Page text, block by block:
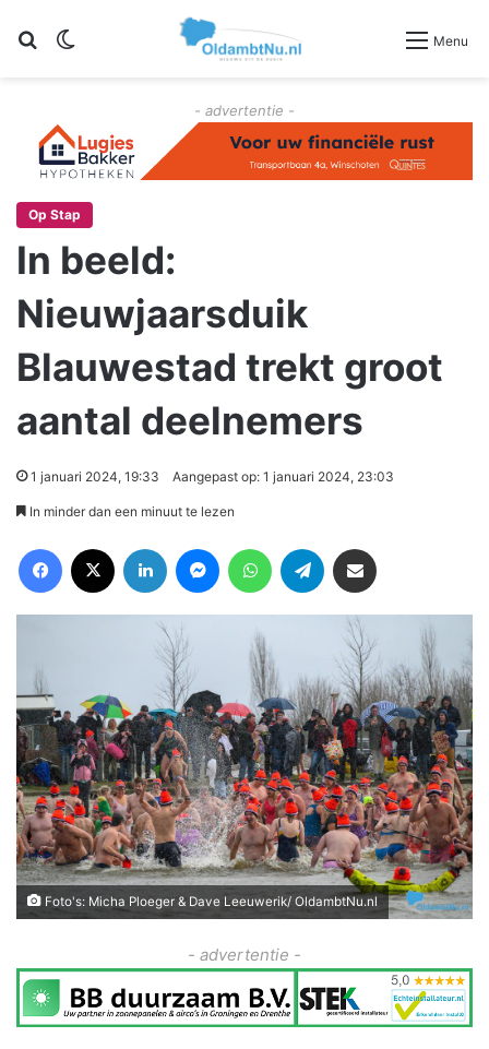
Zoeken Menu
- advertentie -
Op Stap
In beeld:
Nieuwjaarsduik
Blauwestad trekt groot
aantal deelnemers
1 januari 2024, 19:33 Aangepast op: 1 januari 2024, 23:03
In minder dan een minuut te lezen
Foto's: Micha Ploeger & Dave Leeuwerik/ OldambtNu.nl
- advertentie -